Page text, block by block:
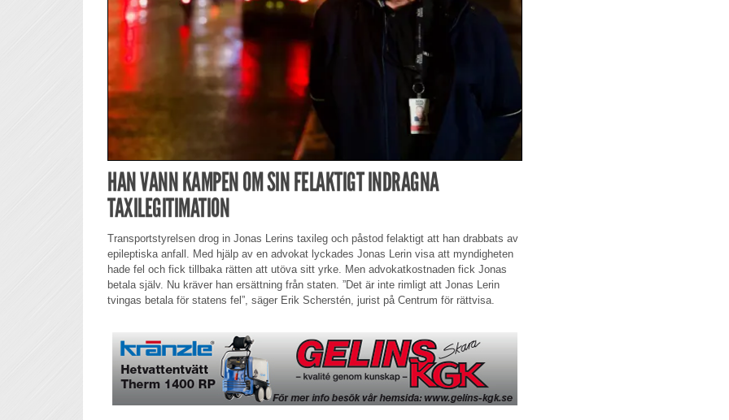
HAN VANN KAMPEN OM SIN FELAKTIGT INDRAGNA
TAXILEGITIMATION
Transportstyrelsen drog in Jonas Lerins taxileg och påstod felaktigt att han drabbats av
epileptiska anfall. Med hjälp av en advokat lyckades Jonas Lerin visa att myndigheten
hade fel och fick tillbaka rätten att utöva sitt yrke. Men advokatkostnaden fick Jonas
betala själv. Nu kräver han ersättning från staten. ”Det är inte rimligt att Jonas Lerin
tvingas betala för statens fel”, säger Erik Scherstén, jurist på Centrum för rättvisa.